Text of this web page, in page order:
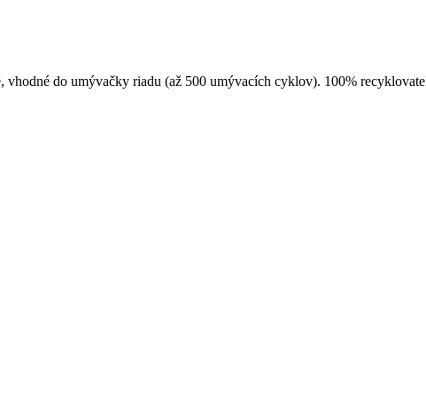
vhodné do umývačky riadu (až 500 umývacích cyklov). 100%